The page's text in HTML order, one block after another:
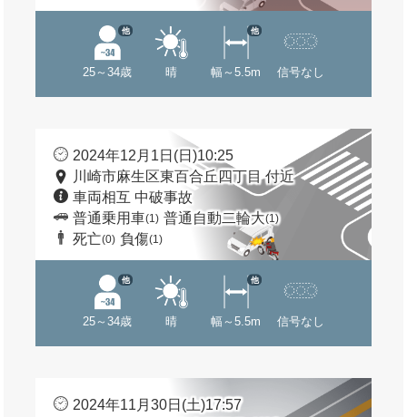
25～34歳
他
晴 幅～5.5m
他
信号なし
2024年12月1日(日)10:25
川崎市麻生区東百合丘四丁目 付近
車両相互 中破事故
普通乗用車(1) 普通自動二輪大(1)
死亡(0) 負傷(1)
25～34歳
他
晴 幅～5.5m
他
信号なし
2024年11月30日(土)17:57